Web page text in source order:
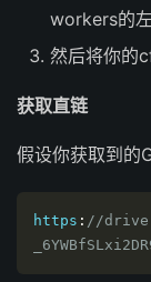
workers的
然后将你的
获取直链
假设你获取到的
https : //